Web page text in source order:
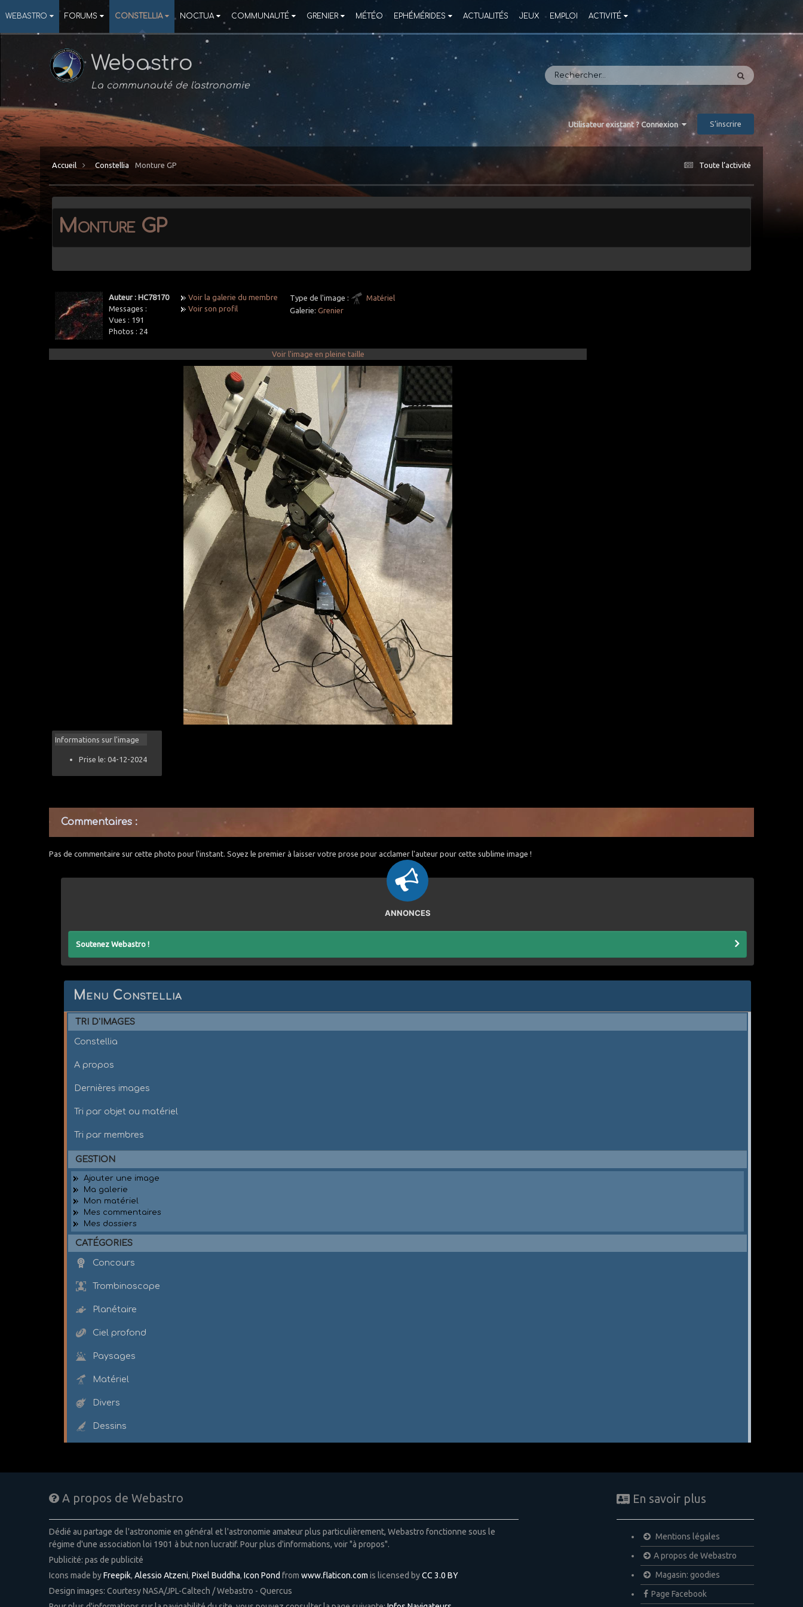
WEBASTRO FORUMS CONSTELLIA NOCTUA COMMUNAUTÉ GRENIER MÉTÉO EPHÉMÉRIDES ACTUALITÉS JEUX EMPLOI ACTIVITÉ
Webastro
La communauté de l'astronomie
Utilisateur existant ? Connexion S’inscrire
Toute l’activité
Accueil Constellia Monture GP
Monture GP
Auteur : HC78170
Messages :
Vues : 191
Photos : 24
Voir la galerie du membre
Voir son profil
Type de l'image :
Matériel
Galerie:Grenier
Voir l'image en pleine taille
Informations sur l'image
Prise le: 04-12-2024
Commentaires :
Pas de commentaire sur cette photo pour l'instant. Soyez le premier à laisser votre prose pour acclamer l'auteur pour cette sublime image !
ANNONCES
Soutenez Webastro !
Menu Constellia
TRI D'IMAGES
Constellia
A propos
Dernières images
Tri par objet ou matériel
Tri par membres
GESTION
Ajouter une image
Ma galerie
Mon matériel
Mes commentaires
Mes dossiers
CATÉGORIES
Concours
Trombinoscope
Planétaire
Ciel profond
Paysages
Matériel
Divers
Dessins
A propos de Webastro
Dédié au partage de l'astronomie en général et l'astronomie amateur plus particulièrement, Webastro fonctionne sous le
régime d'une association loi 1901 à but non lucratif. Pour plus d'informations, voir "à propos".
Publicité: pas de publicité
Icons made byFreepik, Alessio Atzeni, Pixel Buddha, Icon Pond from www.flaticon.com is licensed byCC 3.0 BY
Design images: Courtesy NASA/JPL-Caltech / Webastro - Quercus
En savoir plus
Mentions légales
A propos de Webastro
Magasin: goodies
Page Facebook